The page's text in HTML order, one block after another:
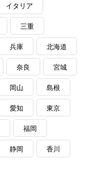
イタリア
三重
兵庫 北海道
奈良 宮城
岡山 島根
愛知 東京
福岡
静岡 香川